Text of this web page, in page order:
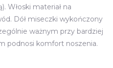
Włoski materiał na
Dół miseczki wykończony
ważnym przy bardziej
podnosi komfort noszenia.